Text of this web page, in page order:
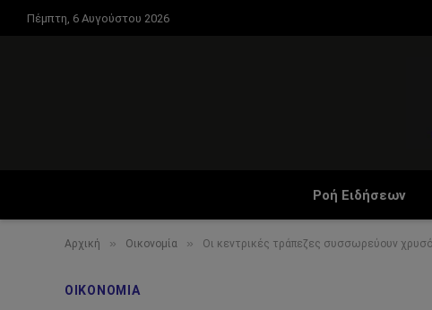
Πέμπτη, 6 Αυγούστου 2026
Ροή Ειδήσεων
Αρχική » Οικονομία » Οι κεντρικές τράπεζες συσσωρεύουν
ΟΙΚΟΝΟΜΊΑ